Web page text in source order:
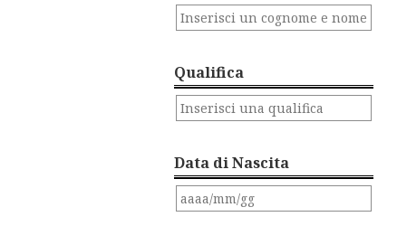
Qualifica
Data di Nascita